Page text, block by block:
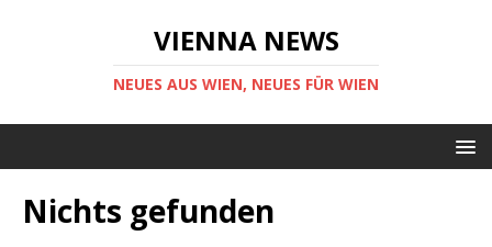
VIENNA NEWS
NEUES AUS WIEN, NEUES FÜR WIEN
Nichts gefunden